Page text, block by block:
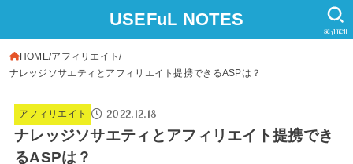
USEFuL NOTES
SEARCH
HOME アフィリエイト
ナレッジソサエティとアフィリエイト提携できるASPは？
アフィリエイト 2022.12.18
ナレッジソサエティとアフィリエイト提携でき
るASPは？